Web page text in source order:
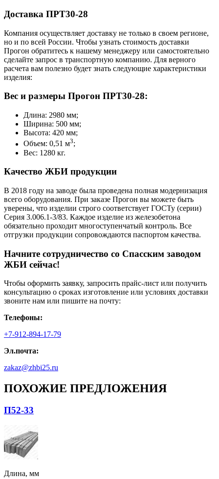
Доставка ПРТ30-28
Компания осуществляет доставку не только в своем регионе,
но и по всей России. Чтобы узнать стоимость доставки
Прогон обратитесь к нашему менеджеру или самостоятельно
сделайте запрос в транспортную компанию. Для верного
расчета вам полезно будет знать следующие характеристики
изделия:
Вес и размеры Прогон ПРТ30-28:
Длина: 2980 мм;
Ширина: 500 мм;
Высота: 420 мм;
Объем: 0,51 м3;
Вес: 1280 кг.
Качество ЖБИ продукции
В 2018 году на заводе была проведена полная модернизация
всего оборудования. При заказе Прогон вы можете быть
уверены, что изделии строго соответствует ГОСТу (серии)
Серия 3.006.1-3/83. Каждое изделие из железобетона
обязательно проходит многоступенчатый контроль. Все
отгрузки продукции сопровождаются паспортом качества.
Начните сотрудничество со Cпасским заводом
ЖБИ сейчас!
Чтобы оформить заявку, запросить прайс-лист или получить
консультацию о сроках изготовление или условиях доставки
звоните нам или пишите на почту:
Телефоны:
+7-912-894-17-79
Эл.почта:
zakaz@zhbi25.ru
ПОХОЖИЕ ПРЕДЛОЖЕНИЯ
П52-33
Длина, мм